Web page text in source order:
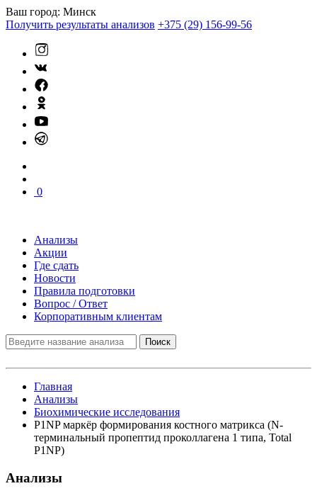
Ваш город: Минск
Получить результаты анализов +375 (29) 156-99-56
0
Анализы
Акции
Где сдать
Новости
Правила подготовки
Вопрос / Ответ
Корпоративным клиентам
Поиск
Главная
Анализы
Биохимические исследования
P1NP маркёр формирования костного матрикса (N-
терминальный пропептид проколлагена 1 типа, Total
P1NP)
Анализы